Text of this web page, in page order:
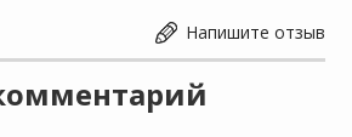
Напишите отзыв